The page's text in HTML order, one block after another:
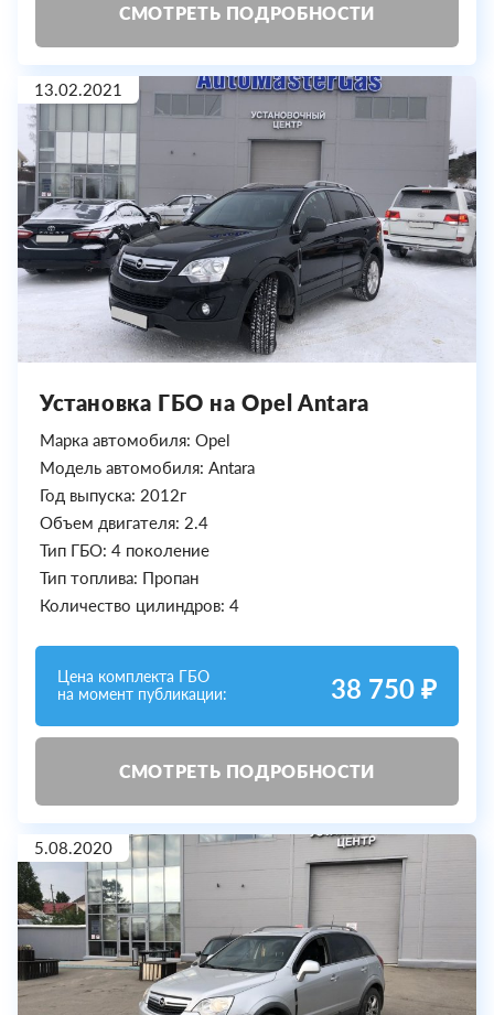
СМОТРЕТЬ ПОДРОБНОСТИ
13.02.2021
Установка ГБО на Opel Antara
Марка автомобиля: Opel
Модель автомобиля: Antara
Год выпуска: 2012г
Объем двигателя: 2.4
Тип ГБО: 4 поколение
Тип топлива: Пропан
Количество цилиндров: 4
Цена комплекта ГБО
на момент публикации:
38 750 ₽
СМОТРЕТЬ ПОДРОБНОСТИ
5.08.2020